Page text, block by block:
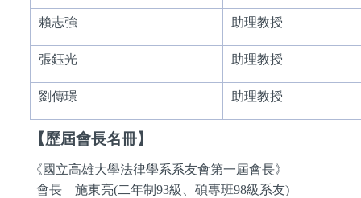
賴志強 助理教授
張鈺光 助理教授
劉傳璟 助理教授
【歷屆會長名冊】
《國立高雄大學法律學系系友會第一屆會長》
會長 施東亮(二年制93級、碩專班98級系友)